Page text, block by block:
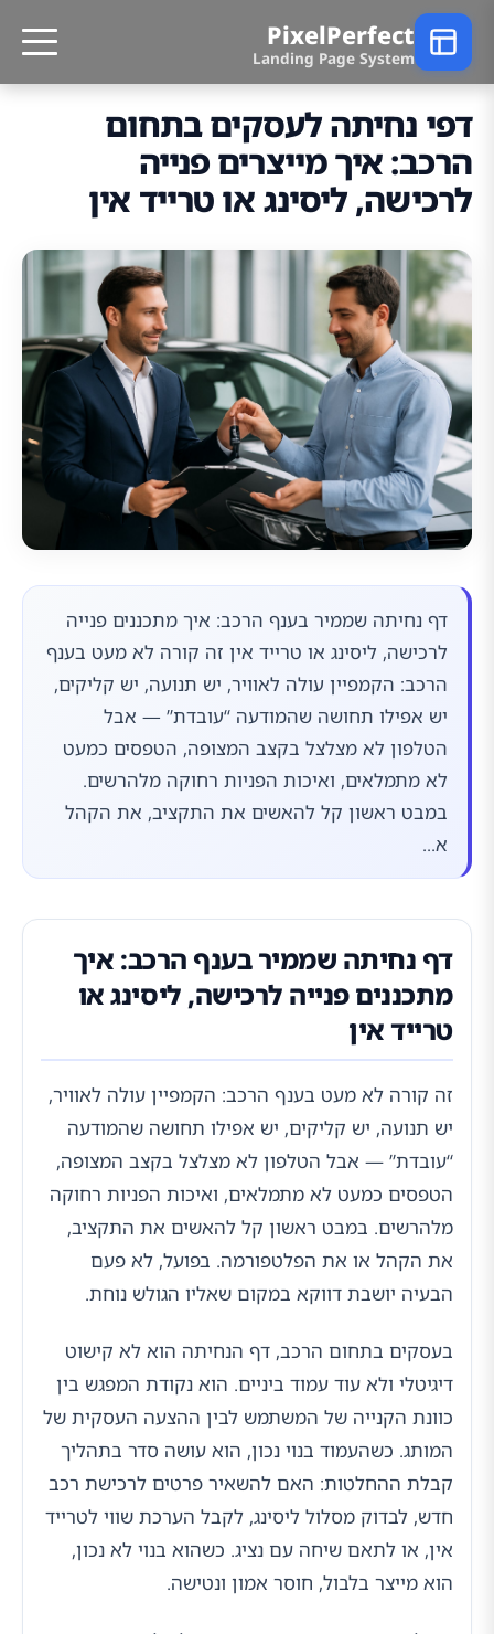
PixelPerfect
Landing Page System
דפי נחיתה לעסקים בתחום
הרכב: איך מייצרים פנייה
לרכישה, ליסינג או טרייד אין
דף נחיתה שממיר בענף הרכב: איך מתכננים פנייה
לרכישה, ליסינג או טרייד אין זה קורה לא מעט בענף
הרכב: הקמפיין עולה לאוויר, יש תנועה, יש קליקים,
יש אפילו תחושה שהמודעה “עובדת” — אבל
הטלפון לא מצלצל בקצב המצופה, הטפסים כמעט
לא מתמלאים, ואיכות הפניות רחוקה מלהרשים.
במבט ראשון קל להאשים את התקציב, את הקהל
א...
דף נחיתה שממיר בענף הרכב: איך
מתכננים פנייה לרכישה, ליסינג או
טרייד אין
זה קורה לא מעט בענף הרכב: הקמפיין עולה לאוויר,
יש תנועה, יש קליקים, יש אפילו תחושה שהמודעה
“עובדת” — אבל הטלפון לא מצלצל בקצב המצופה,
הטפסים כמעט לא מתמלאים, ואיכות הפניות רחוקה
מלהרשים. במבט ראשון קל להאשים את התקציב,
את הקהל או את הפלטפורמה. בפועל, לא פעם
הבעיה יושבת דווקא במקום שאליו הגולש נוחת.
בעסקים בתחום הרכב, דף הנחיתה הוא לא קישוט
דיגיטלי ולא עוד עמוד ביניים. הוא נקודת המפגש בין
כוונת הקנייה של המשתמש לבין ההצעה העסקית של
המותג. כשהעמוד בנוי נכון, הוא עושה סדר בתהליך
קבלת ההחלטות: האם להשאיר פרטים לרכישת רכב
חדש, לבדוק מסלול ליסינג, לקבל הערכת שווי לטרייד
אין, או לתאם שיחה עם נציג. כשהוא בנוי לא נכון,
הוא מייצר בלבול, חוסר אמון ונטישה.